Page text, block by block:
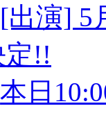
[出演] 5
定!!
本日